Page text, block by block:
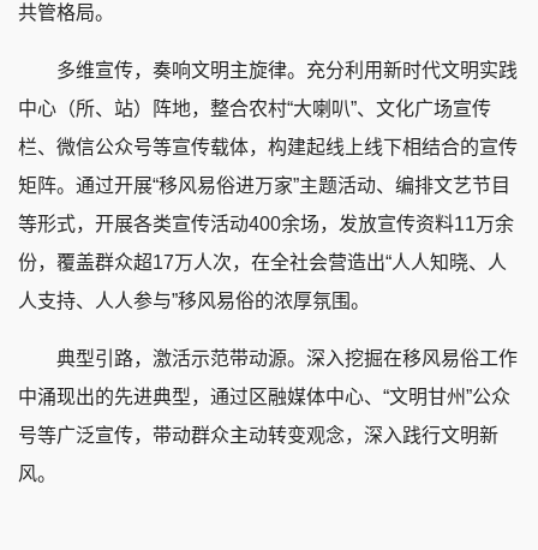
共管格局。
多维宣传，奏响文明主旋律。充分利用新时代文明实践
中心（所、站）阵地，整合农村“大喇叭”、文化广场宣传
栏、微信公众号等宣传载体，构建起线上线下相结合的宣传
矩阵。通过开展“移风易俗进万家”主题活动、编排文艺节目
等形式，开展各类宣传活动400余场，发放宣传资料11万余
份，覆盖群众超17万人次，在全社会营造出“人人知晓、人
人支持、人人参与”移风易俗的浓厚氛围。
典型引路，激活示范带动源。深入挖掘在移风易俗工作
中涌现出的先进典型，通过区融媒体中心、“文明甘州”公众
号等广泛宣传，带动群众主动转变观念，深入践行文明新
风。